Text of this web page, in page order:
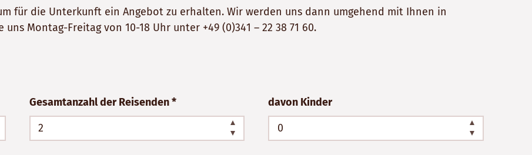
für die Unterkunft ein Angebot zu erhalten. Wir werden uns dann umgehend mit Ihnen in
uns Montag-Freitag von 10-18 Uhr unter +49 (0)341 – 22 38 71 60.
Gesamtanzahl der Reisenden * davon Kinder